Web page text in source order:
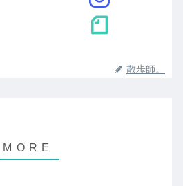
散歩師。